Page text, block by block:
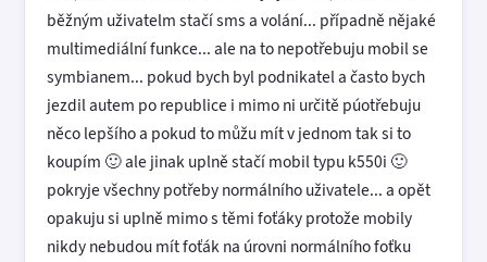
běžným uživatelm stačí sms a volání... případně nějaké
multimediální funkce... ale na to nepotřebuju mobil se
symbianem... pokud bych byl podnikatel a často bych
jezdil autem po republice i mimo ni určitě púotřebuju
něco lepšího a pokud to můžu mít v jednom tak si to
koupím 🙂 ale jinak uplně stačí mobil typu k550i 🙂
pokryje všechny potřeby normálního uživatele... a opět
opakuju si uplně mimo s těmi foťáky protože mobily
nikdy nebudou mít foťák na úrovni normálního foťku